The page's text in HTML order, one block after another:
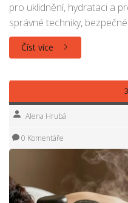
pro uklidnění, hydrataci a
správné techniky,
Číst více
Alena Hrubá
0 Komentáře